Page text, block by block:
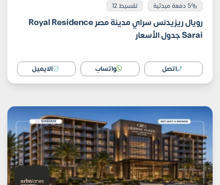
5% دفعة مبدئية تقسيط 12
رويال ريزيدنس سراي مدينة مصر Royal Residence
Sarai جدول الأسعار
اتصل واتساب الايميل